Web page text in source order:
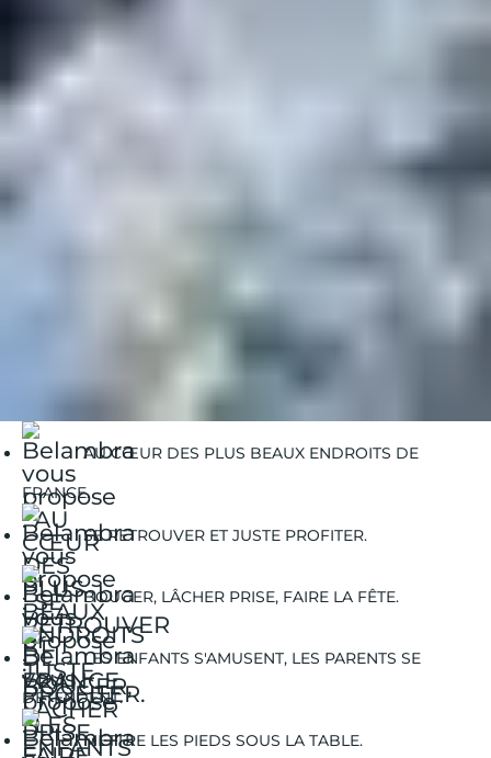
Le ski alpin aux Arcs est une expérience unique,
alliant la diversité d’un grand domaine, la qualité des
infrastructures et le confort des clubs Belambra
situés au pied des pistes. Que vous veniez en famille,
en couple ou entre amis, préparez-vous à vivre des
Guides Destinations
AU CŒUR DES PLUS BEAUX ENDROITS DE
FRANCE.
SE RETROUVER ET JUSTE PROFITER.
BOUGER, LÂCHER PRISE, FAIRE LA FÊTE.
LES ENFANTS S'AMUSENT, LES PARENTS SE
DÉTENDENT.
METTRE LES PIEDS SOUS LA TABLE.